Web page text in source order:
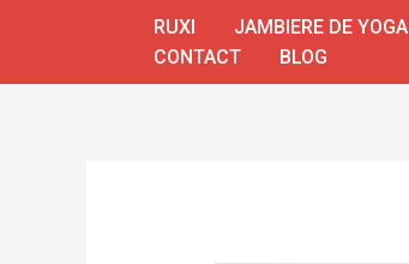
RUXI JAMBIERE DE YOGA
CONTACT
BLOG